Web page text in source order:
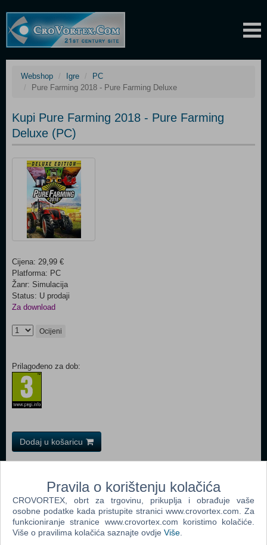
Webshop Igre
PC
Pure Farming 2018 - Pure Farming Deluxe
Kupi Pure Farming 2018 - Pure Farming
Deluxe (PC)
Cijena: 29,99 €
Platforma: PC
Žanr: Simulacija
Status: U prodaji
Za download
Ocijeni
Prilagođeno za dob:
Dodaj u košaricu
The Sims 3 (PC)
John Deere American Farmer Deluxe (PC)
The Sims Pet Stories (PC)
Pravila o korištenju kolačića
CROVORTEX, obrt za trgovinu, prikuplja i obrađuje vaše
osobne podatke kada pristupite stranici www.crovortex.com. Za
funkcioniranje stranice www.crovortex.com koristimo kolačiće.
Više o pravilima kolačića saznajte ovdje Više